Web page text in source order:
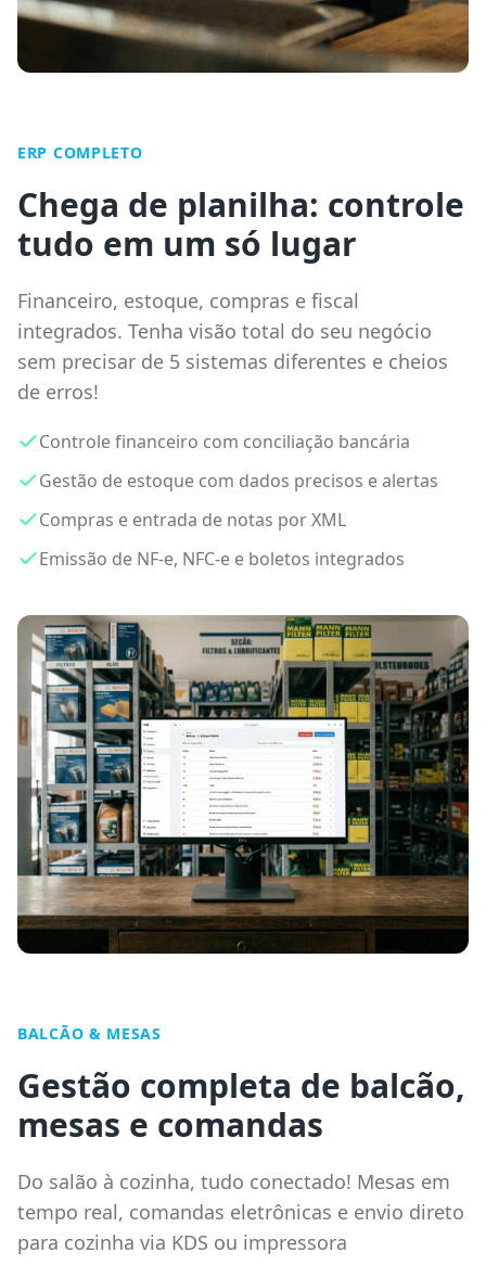
ERP COMPLETO
Chega de planilha: controle
tudo em um só lugar
Financeiro, estoque, compras e fiscal
integrados. Tenha visão total do seu negócio
sem precisar de 5 sistemas diferentes e cheios
de erros!
Controle financeiro com conciliação bancária
Gestão de estoque com dados precisos e alertas
Compras e entrada de notas por XML
Emissão de NF-e, NFC-e e boletos integrados
BALCÃO & MESAS
Gestão completa de balcão,
mesas e comandas
Do salão à cozinha, tudo conectado! Mesas em
tempo real, comandas eletrônicas e envio direto
para cozinha via KDS ou impressora